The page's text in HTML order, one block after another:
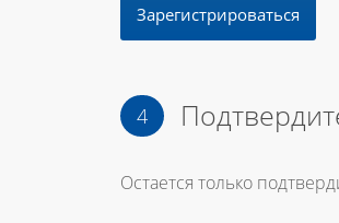
Зарегистрироваться
Остается только